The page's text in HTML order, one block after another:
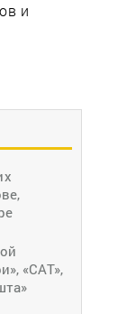
«САТ»,
и